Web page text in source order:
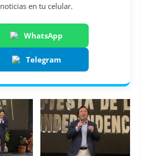
noticias en tu celular.
WhatsApp
Telegram